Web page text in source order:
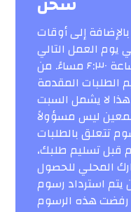
إلى أوقات
يوم العمل التالي
للطلبات المقدمة قبل الساعة ۶:۳۰ مساءً. من
الطلبات المقدمة
لا يشمل السبت
ليس مسؤولاً
تتعلق بالطلبات
قبل تسليم طلبك،
المحلي للحصول
استرداد رسوم